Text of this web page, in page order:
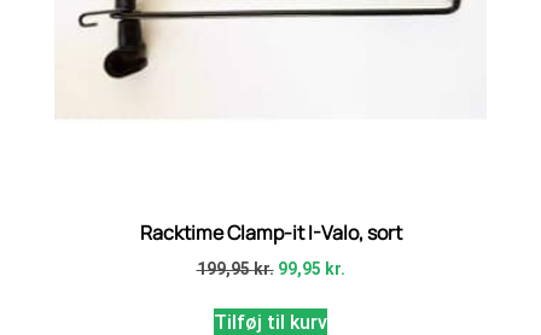
Racktime Clamp-it I-Valo, sort
199,95kr. 99,95 kr.
Tilføj til kurv